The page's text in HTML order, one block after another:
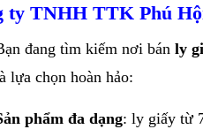
ty TNHH TTK Phú
đang tìm kiếm nơi bán ly
lựa chọn hoàn hảo:
phẩm đa dạng: ly giấy từ